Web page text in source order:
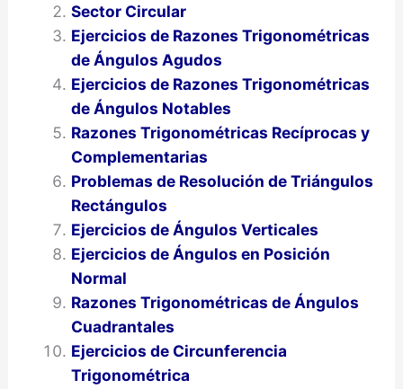
Sector Circular
Ejercicios de Razones Trigonométricas
de Ángulos Agudos
Ejercicios de Razones Trigonométricas
de Ángulos Notables
Razones Trigonométricas Recíprocas y
Complementarias
Problemas de Resolución de Triángulos
Rectángulos
Ejercicios de Ángulos Verticales
Ejercicios de Ángulos en Posición
Normal
Razones Trigonométricas de Ángulos
Cuadrantales
Ejercicios de Circunferencia
Trigonométrica